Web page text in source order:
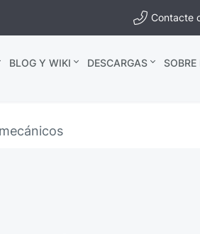
Contacte
BLOG Y WIKI DESCARGAS SOBRE